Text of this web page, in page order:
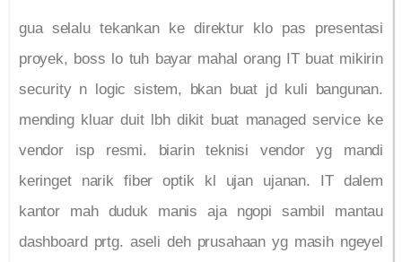
gua selalu tekankan ke direktur klo pas presentasi
proyek, boss lo tuh bayar mahal orang IT buat mikirin
security n logic sistem, bkan buat jd kuli bangunan.
mending kluar duit lbh dikit buat managed service ke
vendor isp resmi. biarin teknisi vendor yg mandi
keringet narik fiber optik kl ujan ujanan. IT dalem
kantor mah duduk manis aja ngopi sambil mantau
dashboard prtg. aseli deh prusahaan yg masih ngeyel